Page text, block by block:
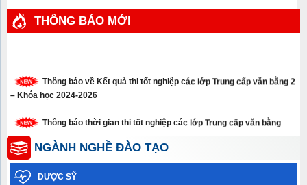
THÔNG BÁO MỚI
Thông báo về Kết quả thi tốt nghiệp các lớp Trung cấp văn bằng 2
– Khóa học 2024-2026
Thông báo thời gian thi tốt nghiệp các lớp Trung cấp văn bằng
năm 2026
Thông báo xét tuyển thẳng trình độ cao đẳng, trung cấp năm 2026
NGÀNH NGHỀ ĐÀO TẠO
DƯỢC SỸ